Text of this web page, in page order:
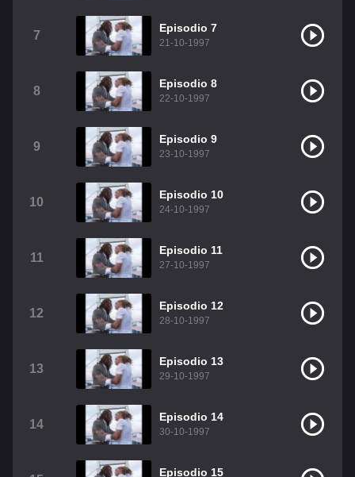
Christian Chavez
Dulce María
RBD Como Assistir Legendado
7
Episodio 7
21-10-1997
8
Episodio 8
22-10-1997
9
Episodio 9
23-10-1997
10
Episodio 10
24-10-1997
11
Episodio 11
27-10-1997
12
Episodio 12
28-10-1997
13
Episodio 13
29-10-1997
14
Episodio 14
30-10-1997
Episodio 15